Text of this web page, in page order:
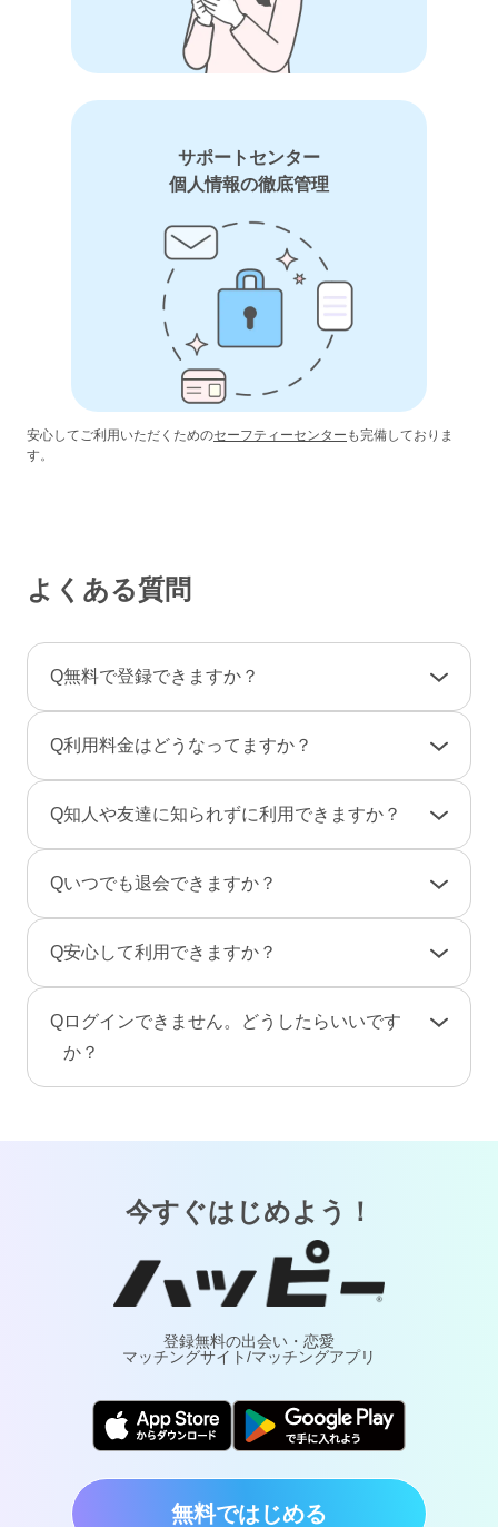
サポートセンター
個人情報の徹底管理
安心してご利用いただくためのセーフティーセンター も完備しておりま
す。
よくある質問
Q無料で登録できますか？
さい。
です。そのため、弊社からお客様へ料金の請求
や督促のご連絡が届くことはありません。
Q利用料金はどうなってますか？
一部のコンテンツの利用はコイン（有料）が必
男性は、事前にポイントをご購入のうえご利用
となります。（1P＝約10円、消費ポイントはサ
ービスによって異なります）
Q知人や友達に知られずに利用できますか？
のニックネームで、プロフ画像を登録しない状
また、検索結果にあなたのプロフィールが表示
されないように設定することもできます。
Qいつでも退会できますか？
手続き」から行えます。
画・メッセージ・ポイント（コイン）などのア
カウント情報はすべて削除されます。復旧や返
金はできませんのでご注意ください。
Q安心して利用できますか？
ービスでは24時間365日体制で有人による監視・
通報対応・年齢確認を行っております。
Qログインできません。どうしたらいいです
か？
今すぐはじめよう！
登録無料の出会い・恋愛
マッチングサイト/マッチングアプリ
無料ではじめる